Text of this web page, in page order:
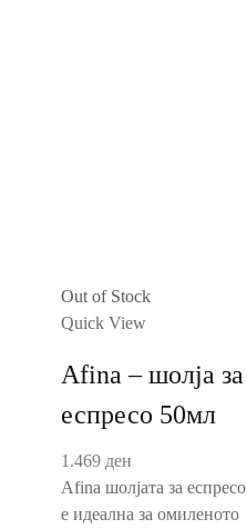
Out of Stock
Quick View
Afina – шолја за
еспресо 50мл
1.469 ден
Afina шолјата за еспресо
е идеална за омиленото